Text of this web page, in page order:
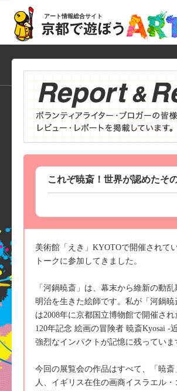
アート情報総合サイト
これぞ暁斎！世界が認めたそ
美術館「えき」KYOTOで開催されて
トークに参加してきました。
「河鍋暁斎」は、幕末から維新の動
明治を生きた絵師です。私が「河鍋
は2008年に京都国立博物館で開催さ
120年記念 絵画の冒険者 暁斎Kyosai -
強烈なインパクトが記憶に残っていま
今回の展覧会の作品はすべて、「暁
人、イギリス在住の画商イスラエル